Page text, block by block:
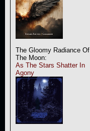
The Gloomy Radiance Of
The Moon:
As The Stars Shatter In
Agony